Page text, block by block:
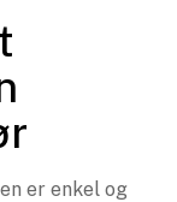
er enkel og